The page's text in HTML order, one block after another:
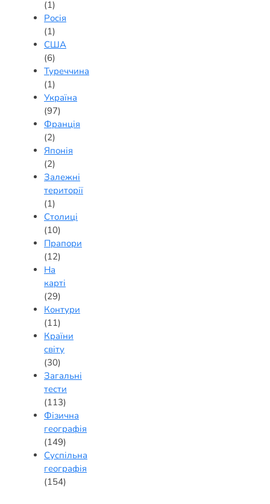
(1)
Росія
(1)
США
(6)
Туреччина
(1)
Україна
(97)
Франція
(2)
Японія
(2)
Залежні
території
(1)
Столиці
(10)
Прапори
(12)
На
карті
(29)
Контури
(11)
Країни
світу
(30)
Загальні
тести
(113)
Фізична
географія
(149)
Суспільна
географія
(154)